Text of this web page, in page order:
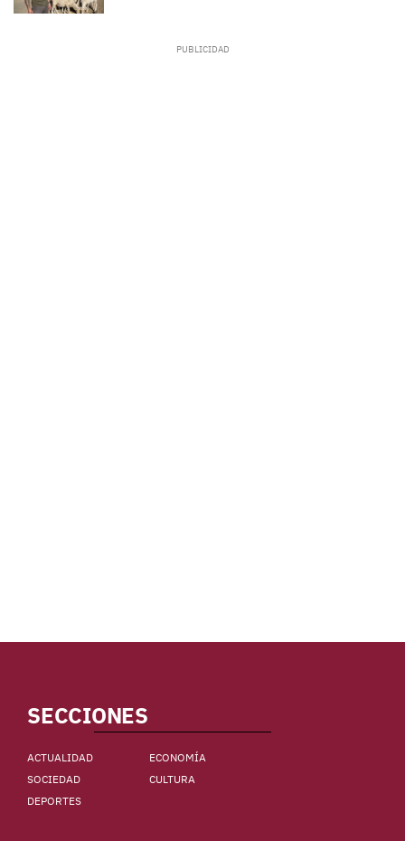
SECCIONES
ACTUALIDAD
ECONOMÍA
SOCIEDAD
CULTURA
DEPORTES